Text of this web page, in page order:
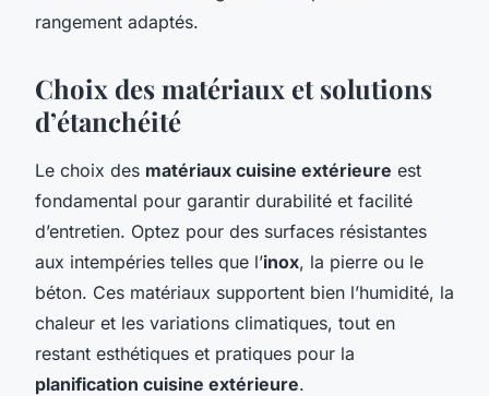
rangement adaptés.
Choix des matériaux et solutions
d’étanchéité
Le choix des matériaux cuisine extérieure est
fondamental pour garantir durabilité et facilité
d’entretien. Optez pour des surfaces résistantes
aux intempéries telles que l’inox, la pierre ou le
béton. Ces matériaux supportent bien l’humidité, la
chaleur et les variations climatiques, tout en
restant esthétiques et pratiques pour la
planification cuisine extérieure.